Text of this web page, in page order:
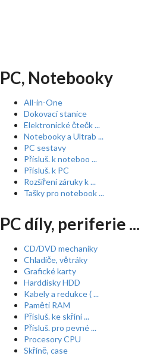
PC, Notebooky
All-in-One
Dokovací stanice
Elektronické čtečk ...
Notebooky a Ultrab ...
PC sestavy
Přísluš. k noteboo ...
Přísluš. k PC
Rozšíření záruky k ...
Tašky pro notebook ...
PC díly, periferie ...
CD/DVD mechaniky
Chladiče, větráky
Grafické karty
Harddisky HDD
Kabely a redukce ( ...
Paměti RAM
Přísluš. ke skříní ...
Přísluš. pro pevné ...
Procesory CPU
Skříně, case